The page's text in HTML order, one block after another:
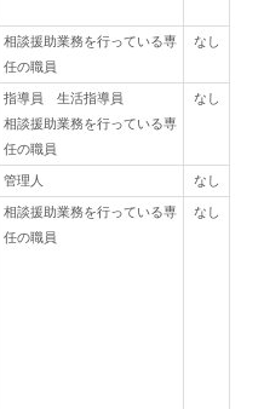
相談援助業務を行っている専
任の職員
なし
指導員 生活指導員
相談援助業務を行っている専
任の職員
なし
管理人
なし
相談援助業務を行っている専
任の職員
なし